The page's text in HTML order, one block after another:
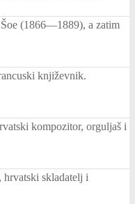
(1866—1889), a zatim
književnik.
kompozitor, orguljaš i
skladatelj i